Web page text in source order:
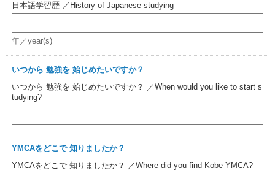
日本語学習歴 ／History of Japanese studying
年／year(s)
いつから 勉強を 始じめたいですか？
いつから 勉強を 始じめたいですか？ ／When would you like to start s
tudying?
YMCAをどこで 知りましたか？
YMCAをどこで 知りましたか？ ／Where did you find Kobe YMCA?